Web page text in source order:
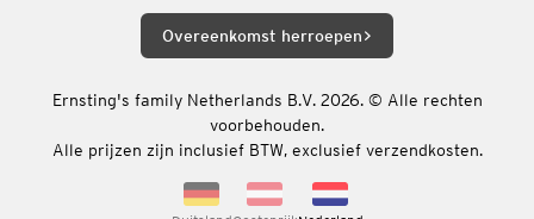
Overeenkomst herroepen
Ernsting's family Netherlands B.V. 2026. © Alle rechten
voorbehouden.
Alle prijzen zijn inclusief BTW, exclusief verzendkosten.